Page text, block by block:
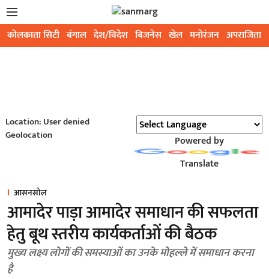
कोलकाता सिटी बंगाल देश/विदेश बिजनेस खेल मनोरंजन अपराजिता
Location: User denied
Geolocation
Powered by
Translate
आसनसोल
आमादेर पाड़ा आमादेर समाधान की सफलता
हेतु बूथ स्तरीय कार्यकर्ताओं की बैठक
मुख्य लक्ष्य लोगों की समस्याओं का उनके मोहल्ले में समाधान करना
है